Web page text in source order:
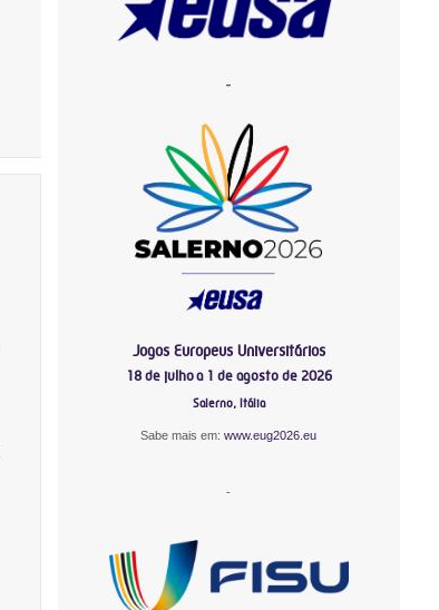
-
Jogos Europeus Universitários
18 de julho a 1 de agosto de 2026
Salerno, Itália
Sabe mais em:www.eug2026.eu
-